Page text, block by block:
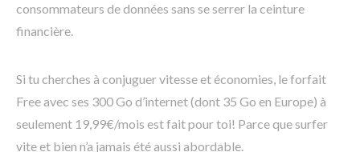
consommateurs de données sans se serrer la ceinture
financière.
Si tu cherches à conjuguer vitesse et économies, le forfait
Free avec ses 300 Go d’internet (dont 35 Go en Europe) à
seulement 19,99€/mois est fait pour toi! Parce que surfer
vite et bien n’a jamais été aussi abordable.